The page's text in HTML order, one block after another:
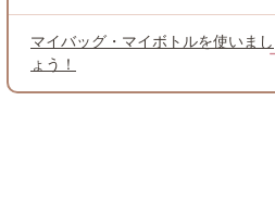
マイバッグ・マイボトルを使いまし
ょう！